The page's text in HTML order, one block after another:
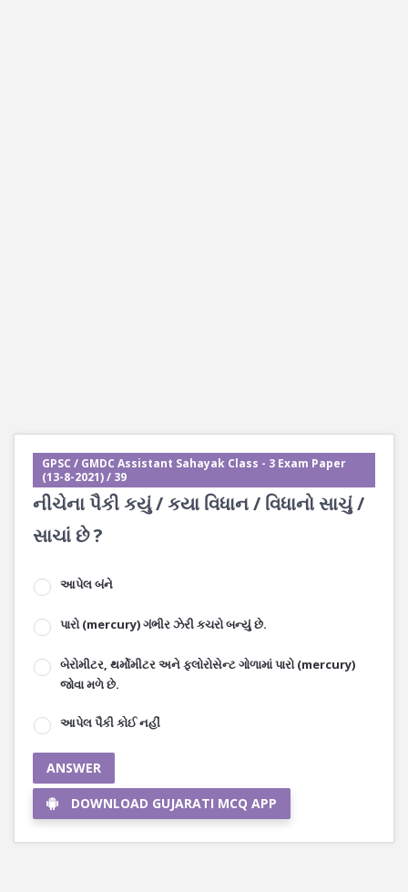
GPSC / GMDC Assistant Sahayak Class - 3 Exam Paper
(13-8-2021) / 39
નીચેના પૈકી કયું / કયા વિધાન / વિધાનો સાચું /
સાચાં છે ?
આપેલ બંને
પારો (mercury) ગંભીર ઝેરી કચરો બન્યું છે.
બેરોમીટર, થર્મોમીટર અને ફ્લોરોસેન્ટ ગોળામાં પારો (mercury)
જોવા મળે છે.
આપેલ પૈકી કોઈ નહીં
ANSWER
DOWNLOAD GUJARATI MCQ APP